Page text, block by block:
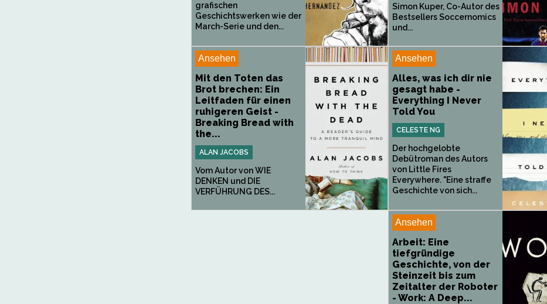
grafischen
Geschichtswerken wie der
March-Serie und den...
Simon Kuper, Co-Autor des
Bestsellers Soccernomics
und...
Ansehen
Mit den Toten das
Brot brechen: Ein
Leitfaden für einen
ruhigeren Geist -
Breaking Bread with
the...
ALAN JACOBS
Vom Autor von WIE
DENKEN und DIE
VERFÜHRUNG DES...
Ansehen
Alles, was ich dir nie
gesagt habe -
Everything I Never
Told You
CELESTE NG
Der hochgelobte
Debütroman des Autors
von Little Fires
Everywhere. "Eine straffe
Geschichte von sich...
Ansehen
Arbeit: Eine
tiefgründige
Geschichte, von der
Steinzeit bis zum
Zeitalter der Roboter
- Work: A Deep...